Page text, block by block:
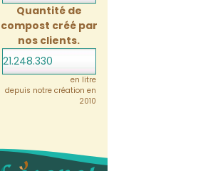
Quantité de
compost créé par
nos clients.
21.248.331
en litre
depuis notre création en
2010